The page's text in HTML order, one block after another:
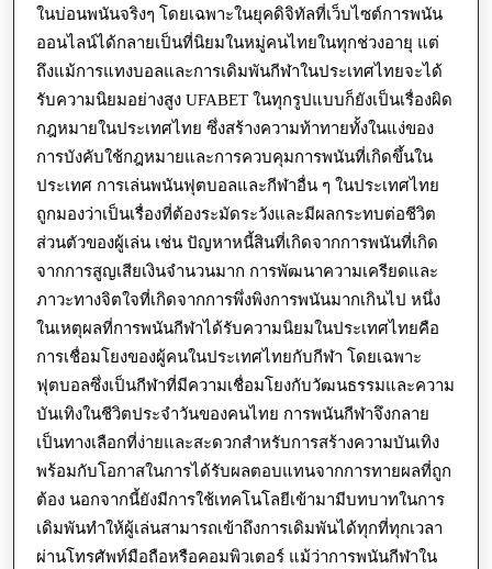
ระทบ
ของ
AI,
ข้อมูล
ใหญ่,
และ
แอ
พ
มือ
ถือ
ในบ่อนพนันจริงๆ โดยเฉพาะในยุคดิจิทัลที่เว็บไซต์การพนัน
ออนไลน์ได้กลายเป็นที่นิยมในหมู่คนไทยในทุกช่วงอายุ แต่
ถึงแม้การแทงบอลและการเดิมพันกีฬาในประเทศไทยจะได้
รับความนิยมอย่างสูง UFABET ในทุกรูปแบบก็ยังเป็นเรื่องผิด
กฎหมายในประเทศไทย ซึ่งสร้างความท้าทายทั้งในแง่ของ
การบังคับใช้กฎหมายและการควบคุมการพนันที่เกิดขึ้นใน
ประเทศ การเล่นพนันฟุตบอลและกีฬาอื่น ๆ ในประเทศไทย
ถูกมองว่าเป็นเรื่องที่ต้องระมัดระวังและมีผลกระทบต่อชีวิต
ส่วนตัวของผู้เล่น เช่น ปัญหาหนี้สินที่เกิดจากการพนันที่เกิด
จากการสูญเสียเงินจำนวนมาก การพัฒนาความเครียดและ
ภาวะทางจิตใจที่เกิดจากการพึ่งพิงการพนันมากเกินไป หนึ่ง
ในเหตุผลที่การพนันกีฬาได้รับความนิยมในประเทศไทยคือ
การเชื่อมโยงของผู้คนในประเทศไทยกับกีฬา โดยเฉพาะ
ฟุตบอลซึ่งเป็นกีฬาที่มีความเชื่อมโยงกับวัฒนธรรมและความ
บันเทิงในชีวิตประจำวันของคนไทย การพนันกีฬาจึงกลาย
เป็นทางเลือกที่ง่ายและสะดวกสำหรับการสร้างความบันเทิง
พร้อมกับโอกาสในการได้รับผลตอบแทนจากการทายผลที่ถูก
ต้อง นอกจากนี้ยังมีการใช้เทคโนโลยีเข้ามามีบทบาทในการ
เดิมพันทำให้ผู้เล่นสามารถเข้าถึงการเดิมพันได้ทุกที่ทุกเวลา
ผ่านโทรศัพท์มือถือหรือคอมพิวเตอร์ แม้ว่าการพนันกีฬาใน